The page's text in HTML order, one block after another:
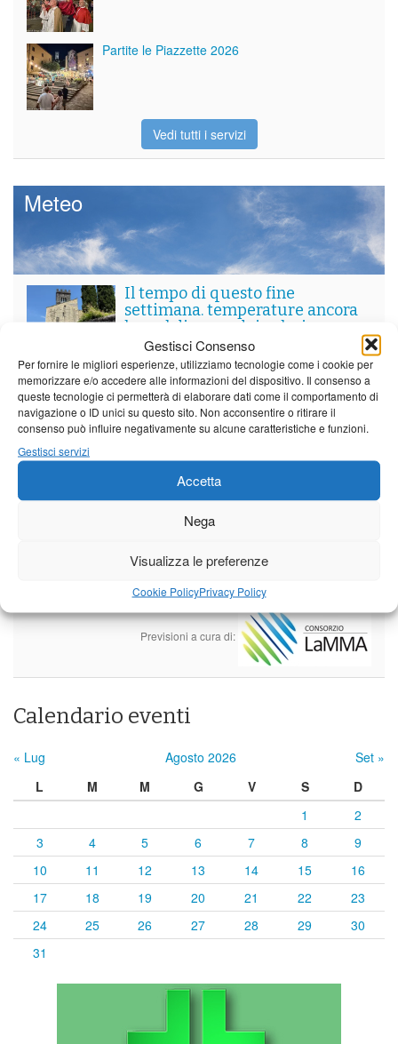
Gestisci Consenso
Per fornire le migliori esperienze, utilizziamo tecnologie come i cookie per
memorizzare e/o accedere alle informazioni del dispositivo. Il consenso a
queste tecnologie ci permetterà di elaborare dati come il comportamento di
navigazione o ID unici su questo sito. Non acconsentire o ritirare il
consenso può influire negativamente su alcune caratteristiche e funzioni.
Gestisci servizi
Accetta
Nega
Visualizza le preferenze
Cookie PolicyPrivacy Policy
Partite le Piazzette 2026
Vedi tutti i servizi
Meteo
Il tempo di questo fine
settimana. temperature ancora
ben al di sopra dei valori
stagionali
Leggi tutto…
Sabato Domenica Lunedì
Borgo a Mozzano
23°C|36°C 22°C|36°C 21°C|37°C
23°C|33°C
Previsioni a cura di:
Calendario eventi
« Lug Agosto 2026
Set »
L
M M G V S
D
1
2
3
4 5 6 7 8
9
10
11 12 13 14 15
16
17
18 19 20 21 22
23
24
25 26 27 28 29
30
31